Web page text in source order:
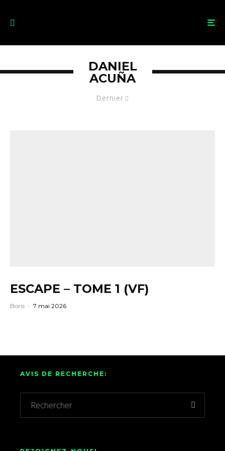
Dernier
DANIEL
ACUÑA
ESCAPE – TOME 1 (VF)
Boris · 7 mai 2026
AVIS DE RECHERCHE: